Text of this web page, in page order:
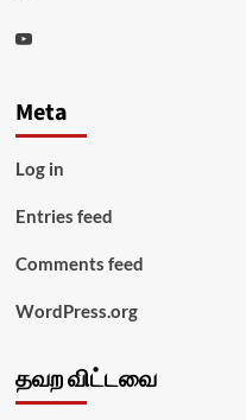
Youtube
Meta
Log in
Entries feed
Comments feed
WordPress.org
தவற விட்டவை